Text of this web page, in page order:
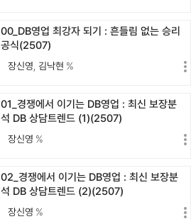
00_DB영업 최강자 되기 : 흔들림 없는 승리
공식(2507)
장신영 ,김낙현 %
01_경쟁에서 이기는 DB영업 : 최신 보장분
석 DB 상담트렌드 (1)(2507)
장신영 %
02_경쟁에서 이기는 DB영업 : 최신 보장분
석 DB 상담트렌드 (2)(2507)
장신영 %